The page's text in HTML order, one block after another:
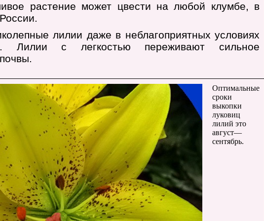
растение может цвести на любой клумбе, в
лилии даже в неблагоприятных условиях
Лилии с легкостью переживают сильное
Оптимальные
сроки
выкопки
луковиц
лилий это
август—
сентябрь.